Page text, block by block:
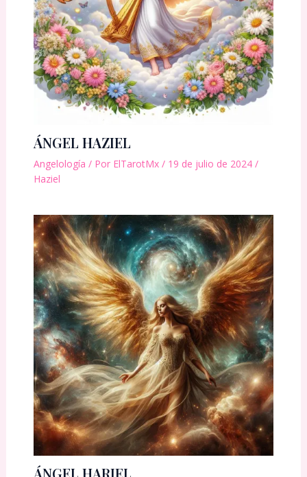
ÁNGEL HAZIEL
Angelología / Por ElTarotMx / 19 de julio de 2024 /
Haziel
ÁNGEL HARIEL